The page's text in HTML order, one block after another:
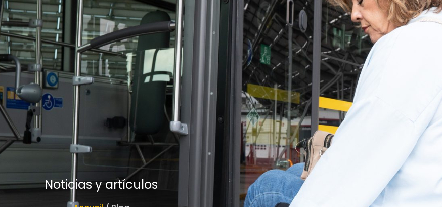
Noticias y artículos